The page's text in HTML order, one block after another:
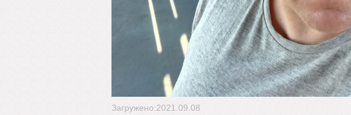
Загружено:2021.09.08